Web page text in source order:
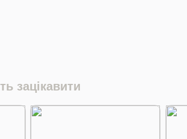
зацікавити